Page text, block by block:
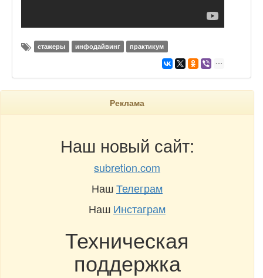
стажеры инфодайвинг практикум
Реклама
Наш новый сайт:
subretion.com
НашТелеграм
Наш Инстаграм
Техническая
поддержка